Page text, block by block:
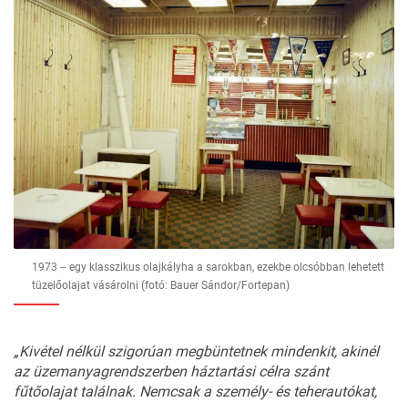
1973 ‒ egy klasszikus olajkályha a sarokban, ezekbe olcsóbban lehetett
tüzelőolajat vásárolni (fotó: Bauer Sándor/Fortepan)
„Kivétel nélkül szigorúan megbüntetnek mindenkit, akinél
az üzemanyagrendszerben háztartási célra szánt
fűtőolajat találnak. Nemcsak a személy- és teherautókat,